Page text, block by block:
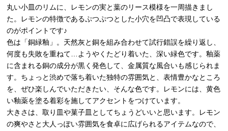
丸い小皿のリムに、レモンの実と葉のリース模様を一周描きまし
た。レモンの特徴であるぷつぷつとした小穴を凹凸で表現している
のがポイントです♪
色は「銅緑釉」。天然灰と銅を組み合わせて試行錯誤を繰り返し、
何度も失敗を重ねて…ようやくたどり着いた、深い緑色です。釉薬
に含まれる銅の成分が黒く発色して、金属質な風合いも感じられま
す。ちょっと渋めで落ち着いた独特の雰囲気と、表情豊かなところ
を、ぜひ楽しんでいただきたい、そんな色です。レモンには、黄色
い釉薬を塗る着彩を施してアクセントをつけています。
大きさは、取り皿や菓子皿としてちょうどいいと思います。レモン
の爽やさと大人っぽい雰囲気を食卓に広げられるアイテムなので、